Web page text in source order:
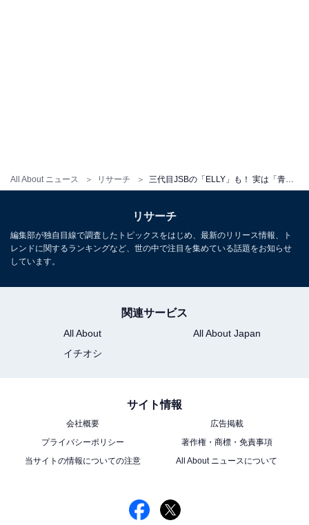
All About ニュース リサーチ
こちらもおすすめ
「青森県出身」の好きな芸能人ランキング！ 2
リサーチ
編集部が独自目線で調査したトピックスをはじめ、最新のリリース情報、ト
レンドに関するランキングなど、世の中で注目を集めている話題をお知らせ
しています。
関連サービス
All About
All About Japan
イチオシ
サイト情報
会社概要
広告掲載
プライバシーポリシー
著作権・商標・免責事項
当サイトの情報についての注意
All About ニュースについて